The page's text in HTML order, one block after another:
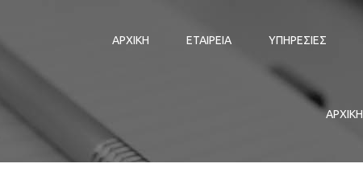
ΑΡΧΙΚΗ ΕΤΑΙΡΕΙΑ ΥΠΗΡΕΣΙΕΣ
ΑΡΧΙΚΗ